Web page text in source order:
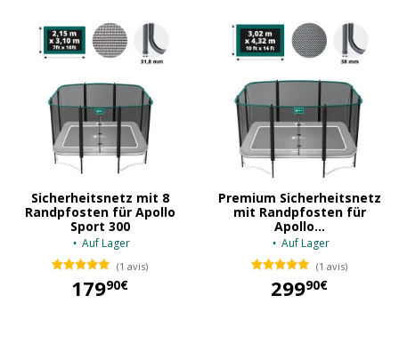
Sicherheitsnetz mit 8
Randpfosten für Apollo
Sport 300
Auf Lager
(1 avis)
17990€
Premium Sicherheitsnetz
mit Randpfosten für
Apollo...
Auf Lager
(1 avis)
29990€